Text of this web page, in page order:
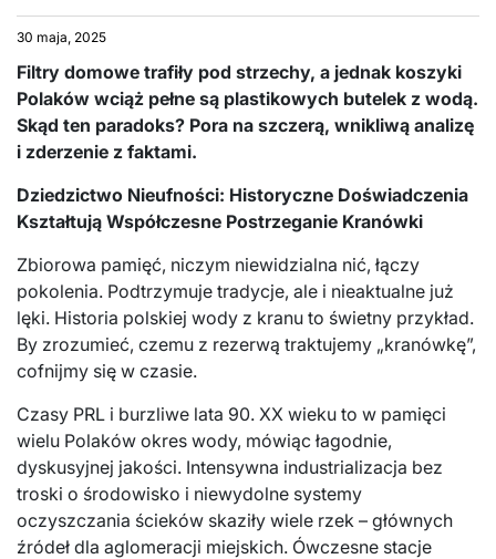
30 maja, 2025
Filtry domowe trafiły pod strzechy, a jednak koszyki
Polaków wciąż pełne są plastikowych butelek z wodą.
Skąd ten paradoks? Pora na szczerą, wnikliwą analizę
i zderzenie z faktami.
Dziedzictwo Nieufności: Historyczne Doświadczenia
Kształtują Współczesne Postrzeganie Kranówki
Zbiorowa pamięć, niczym niewidzialna nić, łączy
pokolenia. Podtrzymuje tradycje, ale i nieaktualne już
lęki. Historia polskiej wody z kranu to świetny przykład.
By zrozumieć, czemu z rezerwą traktujemy „kranówkę”,
cofnijmy się w czasie.
Czasy PRL i burzliwe lata 90. XX wieku to w pamięci
wielu Polaków okres wody, mówiąc łagodnie,
dyskusyjnej jakości. Intensywna industrializacja bez
troski o środowisko i niewydolne systemy
oczyszczania ścieków skaziły wiele rzek – głównych
źródeł dla aglomeracji miejskich. Ówczesne stacje